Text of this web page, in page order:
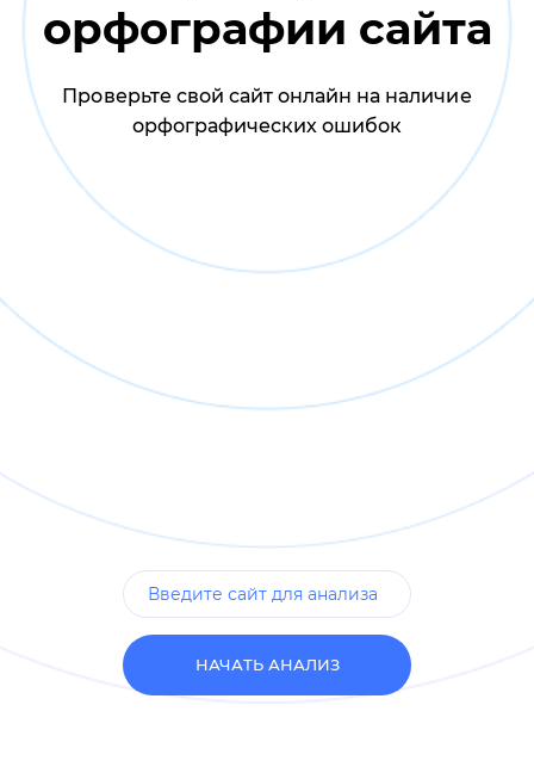
орфографии сайта
Проверьте свой сайт онлайн на наличие
орфографических ошибок
НАЧАТЬ АНАЛИЗ